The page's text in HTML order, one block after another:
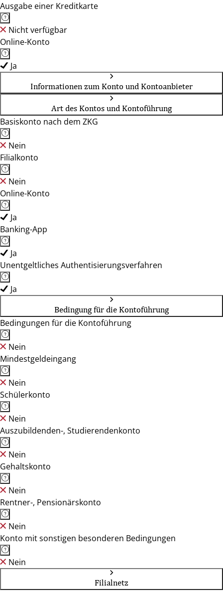
Ausgabe einer Kreditkarte
Nicht verfügbar
Online-Konto
Ja
Informationen zum Konto und Kontoanbieter
Art des Kontos und Kontoführung
Basiskonto nach dem ZKG
Nein
Filialkonto
Nein
Online-Konto
Ja
Banking-App
Ja
Unentgeltliches Authentisierungsverfahren
Ja
Bedingung für die Kontoführung
Bedingungen für die Kontoführung
Nein
Mindestgeldeingang
Nein
Schülerkonto
Nein
Auszubildenden-, Studierendenkonto
Nein
Gehaltskonto
Nein
Rentner-, Pensionärskonto
Nein
Konto mit sonstigen besonderen Bedingungen
Nein
Filialnetz